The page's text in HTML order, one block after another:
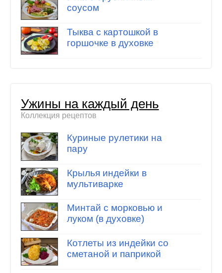
соусом
Тыква с картошкой в
горшочке в духовке
Ужины на каждый день
Коллекция рецептов
Куриные рулетики на
пару
Крылья индейки в
мультиварке
Минтай с морковью и
луком (в духовке)
Котлеты из индейки со
сметаной и паприкой